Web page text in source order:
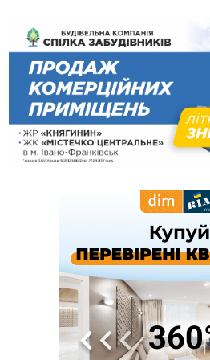
10:43
За змову на тендері для
підприємців оштрафували на 272
10:09
Яремчанський суд виніс вирок
вкрав із супермаркету пляшку
09:53
В урочищі біля Галича
вагову гирку XII–XIII століть
09:39
У Франківську медики провели
на аорті
У Богородчанах на "зебрі"
хлопчика з велосипедом
Загальна площа всіх книгарень
футбольних полів
На "зебрі" у Франківську два
Прикарпаття серед лідерів за
рекордсмен за зростанням цін
Де безпечно купатися на
У Франківську дружина